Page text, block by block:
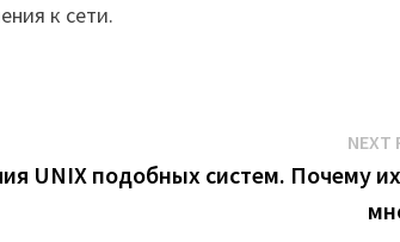
к сети.
NEXT
UNIX подобных систем. Почему